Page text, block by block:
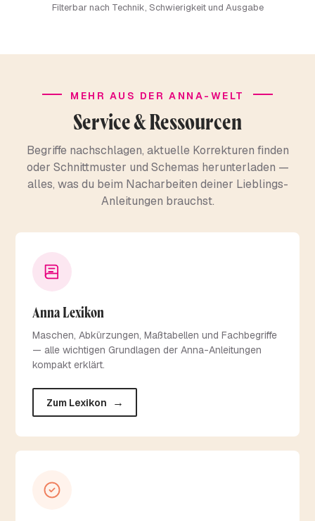
Filterbar nach Technik, Schwierigkeit und Ausgabe
MEHR AUS DER ANNA-WELT
Service & Ressourcen
Begriffe nachschlagen, aktuelle Korrekturen finden
oder Schnittmuster und Schemas herunterladen —
alles, was du beim Nacharbeiten deiner Lieblings-
Anleitungen brauchst.
Anna Lexikon
Maschen, Abkürzungen, Maßtabellen und Fachbegriffe
— alle wichtigen Grundlagen der Anna-Anleitungen
kompakt erklärt.
Zum Lexikon →